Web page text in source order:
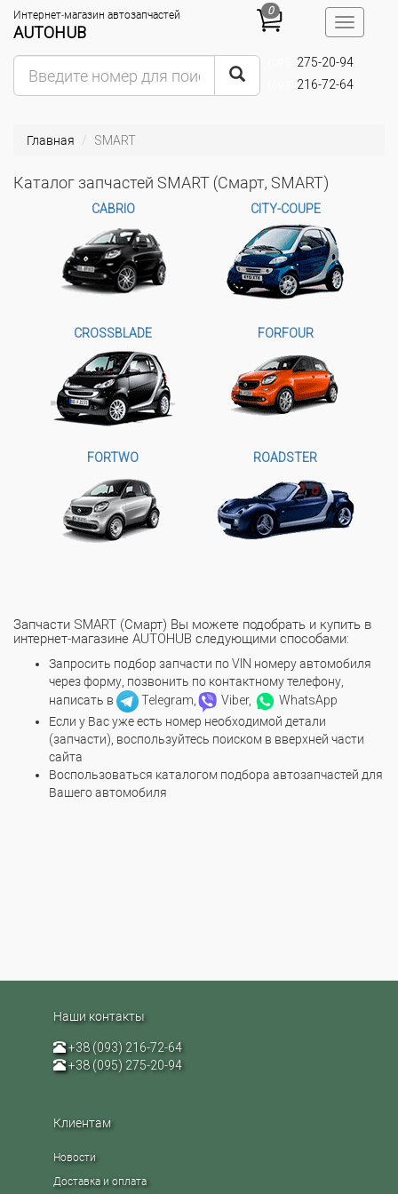
Toggle
0
Интернет-магазин автозапчастей
AUTOHUB
275-20-94
216-72-64
Главная SMART
Каталог запчастей SMART (Смарт, SMART)
CABRIO CITY-COUPE
CROSSBLADE FORFOUR
FORTWO ROADSTER
Запчасти SMART (Смарт) Вы можете подобрать и купить в
интернет-магазине AUTOHUB следующими способами:
Запросить подбор запчасти по VIN номеру автомобиля
через форму, позвонить по контактному телефону,
написать в
Telegram, Viber,
WhatsApp
Если у Вас уже есть номер необходимой детали
(запчасти), воспользуйтесь поиском в вверхней части
сайта
Воспользоваться каталогом подбора автозапчастей для
Вашего автомобиля
Наши контакты
+38 (093) 216-72-64
+38 (095) 275-20-94
Клиентам
Новости
Доставка и оплата